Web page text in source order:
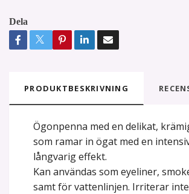
Dela
PRODUKTBESKRIVNING
Ögonpenna med en delikat,
som ramar in ögat med en
långvarig effekt.
Kan användas som eyeliner,
samt för vattenlinjen. Irriterar